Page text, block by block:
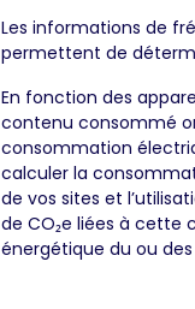
Les informations de
permettent de
En fonction des
contenu consommé
consommation
calculer la
de vos sites et
de CO₂e liées à
énergétique du ou